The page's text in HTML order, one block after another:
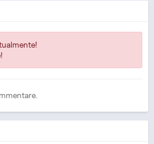
Garden of